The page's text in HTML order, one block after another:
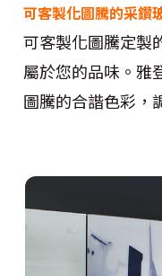
可客製化圖騰的采鑽
可客製化圖騰定製
屬於您的品味。雅
圖騰的合諧色彩，